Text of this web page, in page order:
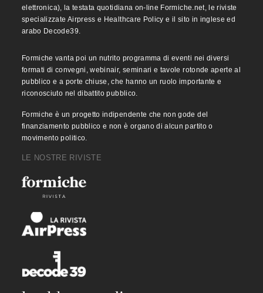
elettronica), la testata quotidiana on-line Formiche.net, le riviste
specializzate Airpress e Healthcare Policy e il sito in inglese ed
arabo Decode39.
Formiche vanta poi un nutrito programma di eventi nei diversi
formati di convegni, webinair, seminari e tavole rotonde aperte al
pubblico e a porte chiuse, che hanno un ruolo importante e
riconosciuto nel dibattito pubblico.
Formiche è un progetto indipendente che non gode del
finanziamento pubblico e non è organo di alcun partito o
movimento politico.
LE NOSTRE RIVISTE